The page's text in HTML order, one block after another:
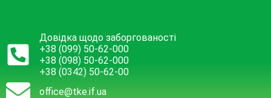
Довідка щодо заборгованості
+38 (099) 50-62-000
+38 (098) 50-62-000
+38 (0342) 50-62-00
office@tke.if.ua